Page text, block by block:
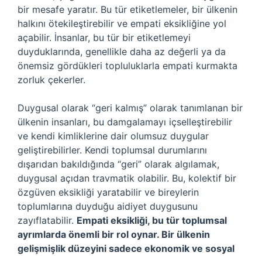
bir mesafe yaratır. Bu tür etiketlemeler, bir ülkenin
halkını ötekileştirebilir ve empati eksikliğine yol
açabilir. İnsanlar, bu tür bir etiketlemeyi
duyduklarında, genellikle daha az değerli ya da
önemsiz gördükleri topluluklarla empati kurmakta
zorluk çekerler.
Duygusal olarak “geri kalmış” olarak tanımlanan bir
ülkenin insanları, bu damgalamayı içselleştirebilir
ve kendi kimliklerine dair olumsuz duygular
geliştirebilirler. Kendi toplumsal durumlarını
dışarıdan bakıldığında “geri” olarak algılamak,
duygusal açıdan travmatik olabilir. Bu, kolektif bir
özgüven eksikliği yaratabilir ve bireylerin
toplumlarına duyduğu aidiyet duygusunu
zayıflatabilir. Empati eksikliği, bu tür toplumsal
ayrımlarda önemli bir rol oynar. Bir ülkenin
gelişmişlik düzeyini sadece ekonomik ve sosyal